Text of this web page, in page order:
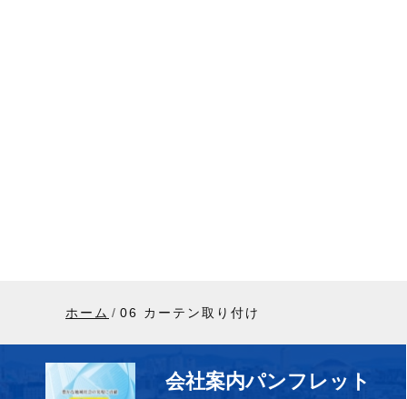
ホーム 06 カーテン取り付け
会社案内パンフレット